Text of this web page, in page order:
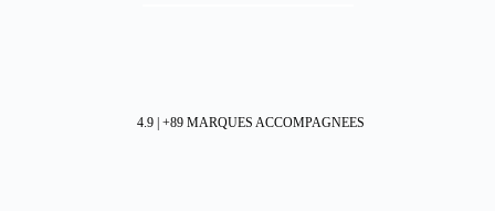
4.9 | +89 MARQUES ACCOMPAGNEES